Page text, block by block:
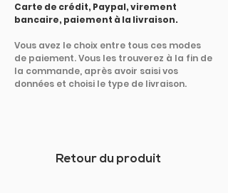
Carte de crédit, Paypal, virement
bancaire, paiement à la livraison.
Vous avez le choix entre tous ces modes
de paiement. Vous les trouverez à la fin de
la commande, après avoir saisi vos
données et choisi le type de livraison.
Retour du produit